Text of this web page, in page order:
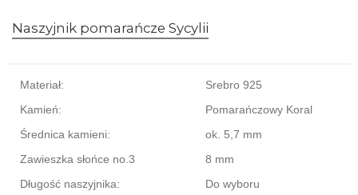
Naszyjnik pomarańcze Sycylii
Materiał:
Srebro 925
Kamień:
Pomarańczowy Koral
Średnica kamieni:
ok. 5,7 mm
Zawieszka słońce no.3
8 mm
Długość naszyjnika:
Do wyboru